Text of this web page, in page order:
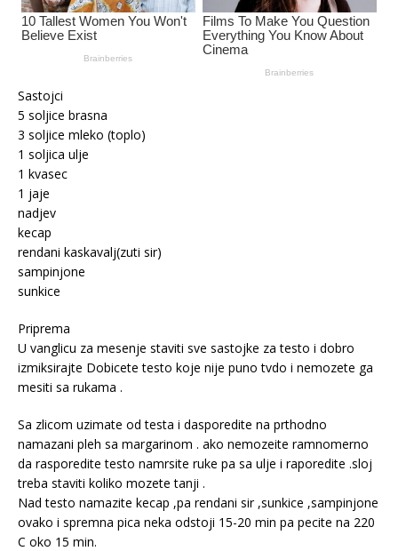
Sastojci
5 soljice brasna
3 soljice mleko (toplo)
1 soljica ulje
1 kvasec
1 jaje
nadjev
kecap
rendani kaskavalj(zuti sir)
sampinjone
sunkice
Priprema
U vanglicu za mesenje staviti sve sastojke za testo i dobro
izmiksirajte Dobicete testo koje nije puno tvdo i nemozete ga
mesiti sa rukama .
Sa zlicom uzimate od testa i dasporedite na prthodno
namazani pleh sa margarinom . ako nemozeite ramnomerno
da rasporedite testo namrsite ruke pa sa ulje i raporedite .sloj
treba staviti koliko mozete tanji .
Nad testo namazite kecap ,pa rendani sir ,sunkice ,sampinjone
ovako i spremna pica neka odstoji 15-20 min pa pecite na 220
C oko 15 min.